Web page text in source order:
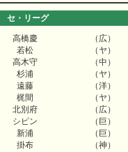
セ・リーグ
高橋慶
（広）
若松
（ヤ）
高木守
（中）
杉浦
（ヤ）
遠藤
（洋）
梶間
（ヤ）
北別府
（広）
シピン
（巨）
新浦
（巨）
掛布
（神）